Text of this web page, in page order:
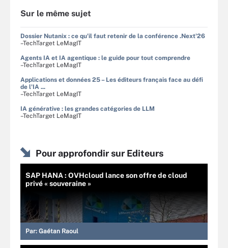
Sur le même sujet
Dossier Nutanix : ce qu'il faut retenir de la conférence .Next'26
–TechTarget LeMagIT
Agents IA et IA agentique : le guide pour tout comprendre
–TechTarget LeMagIT
Applications et données 25 – Les éditeurs français face au défi
de l'IA ...
–TechTarget LeMagIT
IA générative : les grandes catégories de LLM
–TechTarget LeMagIT
Pour approfondir sur Editeurs
SAP HANA : OVHcloud lance son offre de cloud
privé « souveraine »
Par: Gaétan Raoul